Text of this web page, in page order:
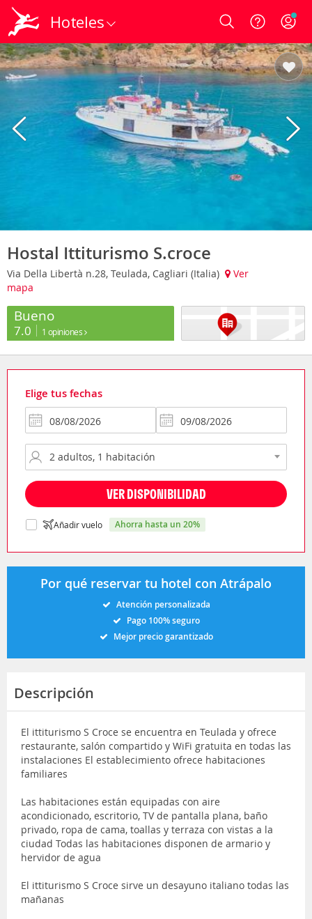
Hoteles Login
Hostal Ittiturismo S.croce
Via Della Libertà n.28, Teulada, Cagliari (Italia)
Ver
mapa
Bueno
7.0 1 opiniones
Elige tus fechas
VER DISPONIBILIDAD
Añadir vuelo ahorra hasta un 20%
Por qué reservar tu hotel con Atrápalo
Atención personalizada
Pago 100% seguro
Mejor precio garantizado
Descripción
El ittiturismo S Croce se encuentra en Teulada y ofrece
restaurante, salón compartido y WiFi gratuita en todas las
instalaciones El establecimiento ofrece habitaciones
familiares
Las habitaciones están equipadas con aire
acondicionado, escritorio, TV de pantalla plana, baño
privado, ropa de cama, toallas y terraza con vistas a la
ciudad Todas las habitaciones disponen de armario y
hervidor de agua
El ittiturismo S Croce sirve un desayuno italiano todas las
mañanas